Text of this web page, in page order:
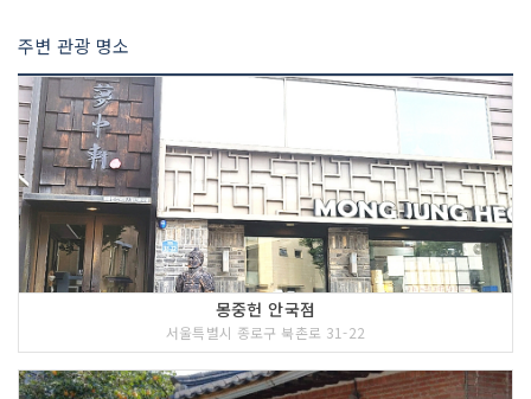
주변 관광 명소
몽중헌 안국점
서울특별시 종로구 북촌로 31-22